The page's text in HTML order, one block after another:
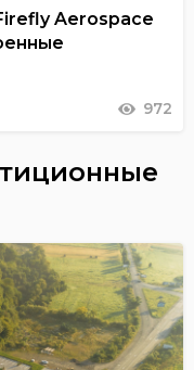
Aerospace
972